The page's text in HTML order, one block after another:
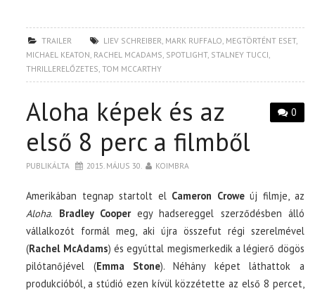
TRAILER LIEV SCHREIBER MARK RUFFALO MEGTÖRTÉNT ESET,
MICHAEL KEATON RACHEL MCADAMS SPOTLIGHT, STALNEY TUCCI
THRILLERELŐZETES ,TOM MCCARTHY
0
Aloha képek és az
első 8 perc a filmből
PUBLIKÁLTA 2015. MÁJUS 30. KOIMBRA
Amerikában tegnap startolt el Cameron Croweúj filmje, az
Aloha. Bradley Cooperegy hadsereggel szerződésben álló
vállalkozót formál meg, aki újra összefut régi szerelmével
(Rachel McAdams) és egyúttal megismerkedik a légierő dögös
pilótanőjével (Emma Stone). Néhány képet láthattok a
produkcióból, a stúdió ezen kívül közzétette az első 8 percet,